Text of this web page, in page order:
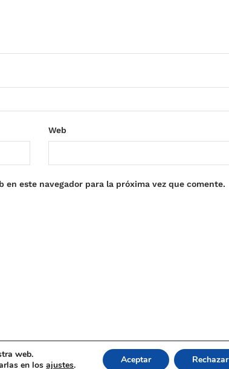
Web
este navegador para la próxima vez que comente.
web.
en losajustes. Aceptar Rechazar